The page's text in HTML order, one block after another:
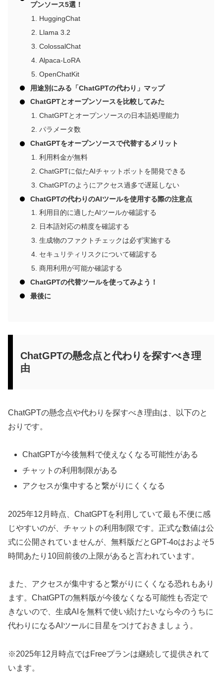
プンソース5選！
HuggingChat
Llama 3.2
ColossalChat
Alpaca-LoRA
OpenChatKit
用途別にみる「ChatGPTの代わり」マップ
ChatGPTとオープンソースを比較してみた
ChatGPTとオープンソースの日本語処理能力
パラメータ数
ChatGPTをオープンソースで代替するメリット
利用料金が無料
ChatGPTに似たAIチャットボットを開発できる
ChatGPTのようにアクセス過多で遅延しない
ChatGPTの代わりのAIツールを使用する際の注意点
利用目的に適したAIツールか確認する
日本語対応の精度を確認する
生成物のファクトチェックは必ず実施する
セキュリティリスクについて確認する
商用利用が可能か確認する
ChatGPTの代替ツールを使ってみよう！
最後に
ChatGPTの懸念点と代わりを探すべき理
由
ChatGPTの懸念点や代わりを探すべき理由は、以下のと
おりです。
ChatGPTが今後無料で使えなくなる可能性がある
チャットの利用制限がある
アクセスが集中すると繋がりにくくなる
2025年12月時点、ChatGPTを利用していて最も不便に感
じやすいのが、チャットの利用制限です。正式な数値は公
式に公開されていませんが、無料版だとGPT-4oはおよそ5
時間あたり10回前後の上限があると言われています。
また、アクセスが集中すると繋がりにくくなる恐れもあり
ます。ChatGPTの無料版が今後なくなる可能性も否定で
きないので、生成AIを無料で使い続けたいなら今のうちに
代わりになるAIツールに目星をつけておきましょう。
※2025年12月時点ではFreeプランは継続して提供されて
います。